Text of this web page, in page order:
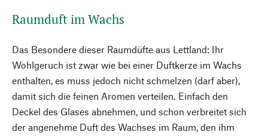
Raumduft im Wachs
Das Besondere dieser Raumdüfte aus Lettland: Ihr
Wohlgeruch ist zwar wie bei einer Duftkerze im Wachs
enthalten, es muss jedoch nicht schmelzen (darf aber),
damit sich die feinen Aromen verteilen. Einfach den
Deckel des Glases abnehmen, und schon verbreitet sich
der angenehme Duft des Wachses im Raum, den ihm